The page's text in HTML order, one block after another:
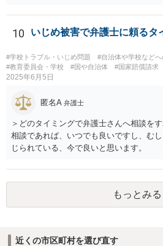
ではなく直接教授をうけるのが良いと思
10 いじめ被害で弁護士に頼るタ
#学校トラブル・いじめ問題
#自治体や学校など
#教育委員会・学校
#国や自治体 #国家賠償請求
2025年6月5日
匿名A 弁護士
＞どのタイミングで弁護士さんへ相談を
相談であれば、いつでも良いですし、む
じられている、今で良いと思います。
もっとみる
近くの市区町村を選び直す